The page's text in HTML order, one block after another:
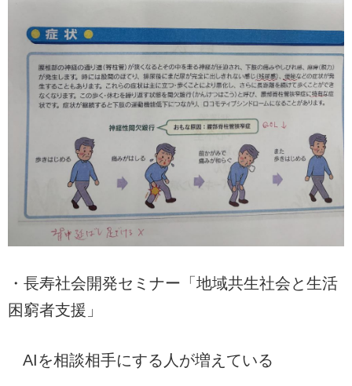
・長寿社会開発セミナー「地域共生社会と生活
困窮者支援」
AIを相談相手にする人が増えている